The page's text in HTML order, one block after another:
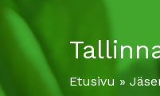
Etusivu »